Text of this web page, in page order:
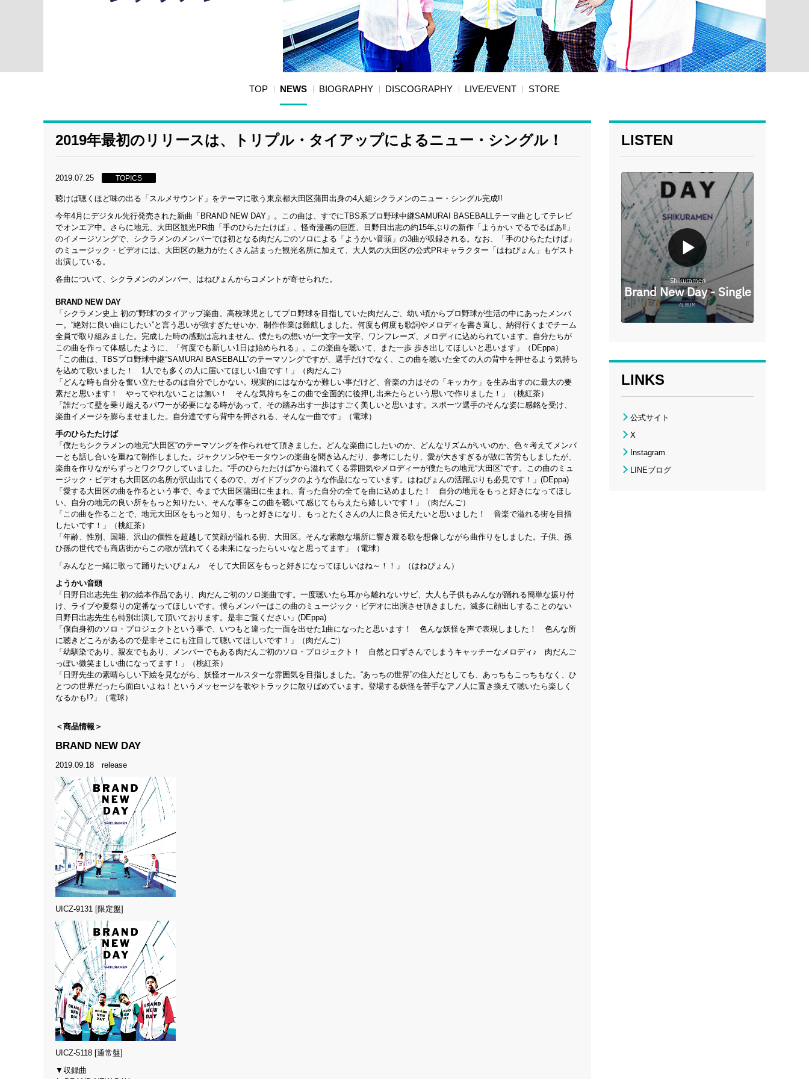
TOP NEWS BIOGRAPHY DISCOGRAPHY LIVE/EVENT STORE
2019年最初のリリースは、トリプル・タイアップによるニュー・シングル！
2019.07.25 TOPICS
聴けば聴くほど味の出る「スルメサウンド」をテーマに歌う東京都大田区蒲田出身の4人組シクラメンのニュー・シングル完成!!
今年4月にデジタル先行発売された新曲「BRAND NEW DAY」。この曲は、すでにTBS系プロ野球中継SAMURAI BASEBALLテーマ曲としてテレビ
でオンエア中。さらに地元、大田区観光PR曲「手のひらたたけば」、怪奇漫画の巨匠、日野日出志の約15年ぶりの新作「ようかい でるでるばあ‼︎」
のイメージソングで、シクラメンのメンバーでは初となる肉だんごのソロによる「ようかい音頭」の3曲が収録される。なお、「手のひらたたけば」
のミュージック・ビデオには、大田区の魅力がたくさん詰まった観光名所に加えて、大人気の大田区の公式PRキャラクター「はねぴょん」もゲスト
出演している。
各曲について、シクラメンのメンバー、はねぴょんからコメントが寄せられた。
BRAND NEW DAY
「シクラメン史上 初の“野球”のタイアップ楽曲。高校球児としてプロ野球を目指していた肉だんご、幼い頃からプロ野球が生活の中にあったメンバ
ー。“絶対に良い曲にしたい”と言う思いが強すぎたせいか、制作作業は難航しました。何度も何度も歌詞やメロディを書き直し、納得行くまでチーム
全員で取り組みました。完成した時の感動は忘れません。僕たちの想いが一文字一文字、ワンフレーズ、メロディに込められています。自分たちが
この曲を作って体感したように、「何度でも新しい1日は始められる」。この楽曲を聴いて、また一歩 歩き出してほしいと思います」（DEppa）
「この曲は、TBSプロ野球中継“SAMURAI BASEBALL”のテーマソングですが、選手だけでなく、この曲を聴いた全ての人の背中を押せるよう気持ち
を込めて歌いました！ 1人でも多くの人に届いてほしい1曲です！」（肉だんご）
「どんな時も自分を奮い立たせるのは自分でしかない。現実的にはなかなか難しい事だけど、音楽の力はその「キッカケ」を生み出すのに最大の要
素だと思います！ やってやれないことは無い！ そんな気持ちをこの曲で全面的に後押し出来たらという思いで作りました！」（桃紅茶）
「誰だって壁を乗り越えるパワーが必要になる時があって、その踏み出す一歩はすごく美しいと思います。スポーツ選手のそんな姿に感銘を受け、
楽曲イメージを膨らませました。自分達ですら背中を押される、そんな一曲です」（電球）
手のひらたたけば
「僕たちシクラメンの地元“大田区”のテーマソングを作られせて頂きました。どんな楽曲にしたいのか、どんなリズムがいいのか、色々考えてメンバ
ーとも話し合いを重ねて制作しました。ジャクソン5やモータウンの楽曲を聞き込んだり、参考にしたり、愛が大きすぎるが故に苦労もしましたが、
楽曲を作りながらずっとワクワクしていました。“手のひらたたけば”から溢れてくる雰囲気やメロディーが僕たちの地元“大田区”です。この曲のミュ
ージック・ビデオも大田区の名所が沢山出てくるので、ガイドブックのような作品になっています。はねぴょんの活躍ぶりも必見です！」(DEppa)
「愛する大田区の曲を作るという事で、今まで大田区蒲田に生まれ、育った自分の全てを曲に込めました！ 自分の地元をもっと好きになってほし
い、自分の地元の良い所をもっと知りたい、そんな事をこの曲を聴いて感じてもらえたら嬉しいです！」（肉だんご）
「この曲を作ることで、地元大田区をもっと知り、もっと好きになり、もっとたくさんの人に良さ伝えたいと思いました！ 音楽で溢れる街を目指
したいです！」（桃紅茶）
「年齢、性別、国籍、沢山の個性を超越して笑顔が溢れる街、大田区。そんな素敵な場所に響き渡る歌を想像しながら曲作りをしました。子供、孫
ひ孫の世代でも商店街からこの歌が流れてくる未来になったらいいなと思ってます」（電球）
「みんなと一緒に歌って踊りたいぴょん♪ そして大田区をもっと好きになってほしいはね～！！」（はねぴょん）
ようかい音頭
「日野日出志先生 初の絵本作品であり、肉だんご初のソロ楽曲です。一度聴いたら耳から離れないサビ、大人も子供もみんなが踊れる簡単な振り付
け、ライブや夏祭りの定番なってほしいです。僕らメンバーはこの曲のミュージック・ビデオに出演させ頂きました。滅多に顔出しすることのない
日野日出志先生も特別出演して頂いております。是非ご覧ください」(DEppa)
「僕自身初のソロ・プロジェクトという事で、いつもと違った一面を出せた1曲になったと思います！ 色んな妖怪を声で表現しました！ 色んな所
に聴きどころがあるので是非そこにも注目して聴いてほしいです！」（肉だんご）
「幼馴染であり、親友でもあり、メンバーでもある肉だんご初のソロ・プロジェクト！ 自然と口ずさんでしまうキャッチーなメロディ♪ 肉だんご
っぽい微笑ましい曲になってます！」（桃紅茶）
「日野先生の素晴らしい下絵を見ながら、妖怪オールスターな雰囲気を目指しました。“あっちの世界”の住人だとしても、あっちもこっちもなく、ひ
とつの世界だったら面白いよね！というメッセージを歌やトラックに散りばめています。登場する妖怪を苦手なアノ人に置き換えて聴いたら楽しく
なるかも!?」（電球）
＜商品情報＞
BRAND NEW DAY
2019.09.18 release
UICZ-9131 [限定盤]
UICZ-5118 [通常盤]
▼収録曲
LISTEN
LINKS
公式サイト
X
Instagram
LINEブログ